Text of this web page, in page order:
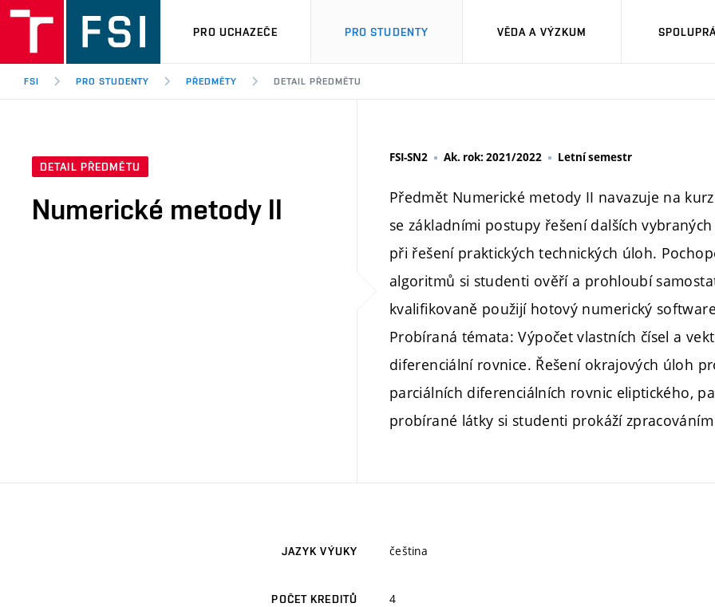
PRO UCHAZEČE PRO STUDENTY VĚDA A VÝZKUM
FSI PRO STUDENTY PŘEDMĚTY DETAIL PŘEDMĚTU
DETAIL PŘEDMĚTU
Numerické metody II
FSI-SN2 Ak. rok: 2021/2022 Letní semestr
Předmět Numerické metody II navazuje na
se základními postupy řešení dalších
při řešení praktických technických úloh.
algoritmů si studenti ověří a prohloubí
kvalifikovaně použijí hotový numerický
Probíraná témata: Výpočet vlastních čísel a
diferenciální rovnice. Řešení okrajových úloh
parciálních diferenciálních rovnic eliptického,
probírané látky si studenti prokáží
JAZYK VÝUKY čeština
POČET KREDITŮ 4